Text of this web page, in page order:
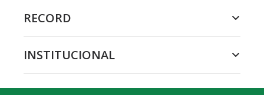
RECORD
INSTITUCIONAL